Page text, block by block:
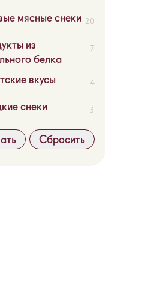
мясные снеки 20
из
белка
7
вкусы 4
снеки 3